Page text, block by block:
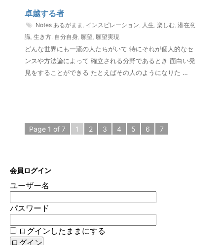
卓越する者
Notes あるがまま , インスピレーション, 人生, 楽しむ, 潜在意
識, 生き方, 自分自身, 願望, 願望実現
どんな世界にも一流の人たちがいて 特にそれが個人的なセ
ンスや方法論によって 確立される分野であるとき 面白い発
見をすることができる たとえばその人のようになりた …
Page 1 of 7 1 2 3 4 5 6 7
会員ログイン
ユーザー名
パスワード
ログインしたままにする